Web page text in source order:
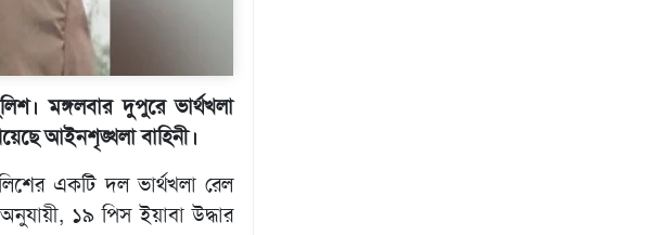
মঙ্গলবার দুপুরে ভার্থখলা
আইনশৃঙ্খলা বাহিনী।
একটি দল ভার্থখলা রেল
১৯ পিস ইয়াবা উদ্ধার